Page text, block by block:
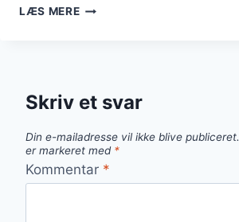
LÆS MERESMAGFULD
Skriv et svar
Din e-mailadresse vil ikke blive publiceret.
er markeret med *
Kommentar *